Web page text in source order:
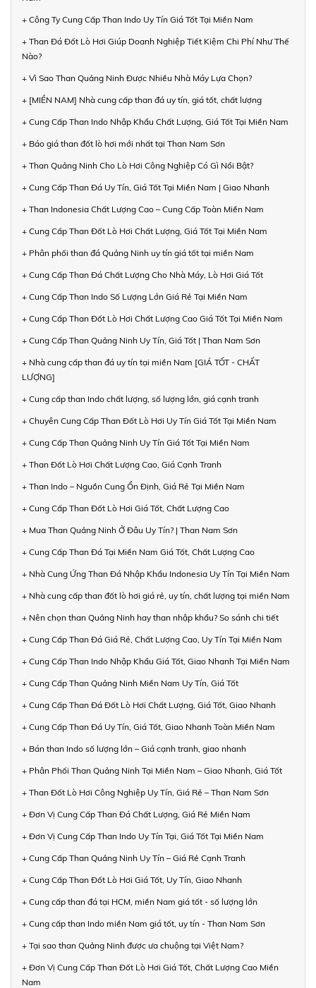
+ Công Ty Cung Cấp Than Indo Uy Tín Giá Tốt Tại Miền Nam
+ Than Đá Đốt Lò Hơi Giúp Doanh Nghiệp Tiết Kiệm Chi Phí Như Thế
Nào?
+ Vì Sao Than Quảng Ninh Được Nhiều Nhà Máy Lựa Chọn?
+ [MIỀN NAM] Nhà cung cấp than đá uy tín, giá tốt, chất lượng
+ Cung Cấp Than Indo Nhập Khẩu Chất Lượng, Giá Tốt Tại Miền Nam
+ Báo giá than đốt lò hơi mới nhất tại Than Nam Sơn
+ Than Quảng Ninh Cho Lò Hơi Công Nghiệp Có Gì Nổi Bật?
+ Cung Cấp Than Đá Uy Tín, Giá Tốt Tại Miền Nam | Giao Nhanh
+ Than Indonesia Chất Lượng Cao – Cung Cấp Toàn Miền Nam
+ Cung Cấp Than Đốt Lò Hơi Chất Lượng, Giá Tốt Tại Miền Nam
+ Phân phối than đá Quảng Ninh uy tín giá tốt tại miền Nam
+ Cung Cấp Than Đá Chất Lượng Cho Nhà Máy, Lò Hơi Giá Tốt
+ Cung Cấp Than Indo Số Lượng Lớn Giá Rẻ Tại Miền Nam
+ Cung Cấp Than Đốt Lò Hơi Chất Lượng Cao Giá Tốt Tại Miền Nam
+ Cung Cấp Than Quảng Ninh Uy Tín, Giá Tốt | Than Nam Sơn
+ Nhà cung cấp than đá uy tín tại miền Nam [GIÁ TỐT - CHẤT
LƯỢNG]
+ Cung cấp than Indo chất lượng, số lượng lớn, giá cạnh tranh
+ Chuyên Cung Cấp Than Đốt Lò Hơi Uy Tín Giá Tốt Tại Miền Nam
+ Cung Cấp Than Quảng Ninh Uy Tín Giá Tốt Tại Miền Nam
+ Than Đốt Lò Hơi Chất Lượng Cao, Giá Cạnh Tranh
+ Than Indo – Nguồn Cung Ổn Định, Giá Rẻ Tại Miền Nam
+ Cung Cấp Than Đốt Lò Hơi Giá Tốt, Chất Lượng Cao
+ Mua Than Quảng Ninh Ở Đâu Uy Tín? | Than Nam Sơn
+ Cung Cấp Than Đá Tại Miền Nam Giá Tốt, Chất Lượng Cao
+ Nhà Cung Ứng Than Đá Nhập Khẩu Indonesia Uy Tín Tại Miền Nam
+ Nhà cung cấp than đốt lò hơi giá rẻ, uy tín, chất lượng tại miền Nam
+ Nên chọn than Quảng Ninh hay than nhập khẩu? So sánh chi tiết
+ Cung Cấp Than Đá Giá Rẻ, Chất Lượng Cao, Uy Tín Tại Miền Nam
+ Cung Cấp Than Indo Nhập Khẩu Giá Tốt, Giao Nhanh Tại Miền Nam
+ Cung Cấp Than Quảng Ninh Miền Nam Uy Tín, Giá Tốt
+ Cung Cấp Than Đá Đốt Lò Hơi Chất Lượng, Giá Tốt, Giao Nhanh
+ Cung Cấp Than Đá Uy Tín, Giá Tốt, Giao Nhanh Toàn Miền Nam
+ Bán than Indo số lượng lớn – Giá cạnh tranh, giao nhanh
+ Phân Phối Than Quảng Ninh Tại Miền Nam – Giao Nhanh, Giá Tốt
+ Than Đốt Lò Hơi Công Nghiệp Uy Tín, Giá Rẻ – Than Nam Sơn
+ Đơn Vị Cung Cấp Than Đá Chất Lượng, Giá Rẻ Miền Nam
+ Đơn Vị Cung Cấp Than Indo Uy Tín Tại, Giá Tốt Tại Miền Nam
+ Cung Cấp Than Quảng Ninh Uy Tín – Giá Rẻ Cạnh Tranh
+ Cung Cấp Than Đốt Lò Hơi Giá Tốt, Uy Tín, Giao Nhanh
+ Cung cấp than đá tại HCM, miền Nam giá tốt - số lượng lớn
+ Cung cấp than Indo miền Nam giá tốt, uy tín - Than Nam Sơn
+ Tại sao than Quảng Ninh được ưa chuộng tại Việt Nam?
+ Đơn Vị Cung Cấp Than Đốt Lò Hơi Giá Tốt, Chất Lượng Cao Miền
Nam